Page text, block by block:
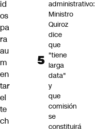
id
os
pa
ra
au
m
en
tar
el
te
ch
administrativo:
Ministro
Quiroz
dice
que
"tiene
larga
data"
y
que
comisión
se
constituirá